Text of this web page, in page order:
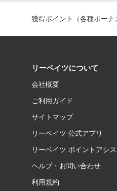
獲得ポイント（各種ボー
リーベイツについて
会社概要
ご利用ガイド
サイトマップ
リーベイツ 公式アプリ
リーベイツ ポイントアシス
ヘルプ・お問い合わせ
利用規約